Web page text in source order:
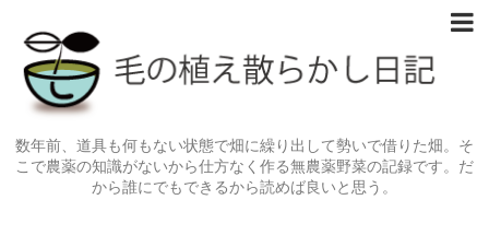
数年前、道具も何もない状態で畑に繰り出して勢いで借りた畑。そ
こで農薬の知識がないから仕方なく作る無農薬野菜の記録です。だ
から誰にでもできるから読めば良いと思う。